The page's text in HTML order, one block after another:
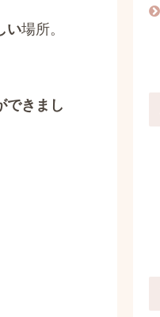
い場所。
できまし